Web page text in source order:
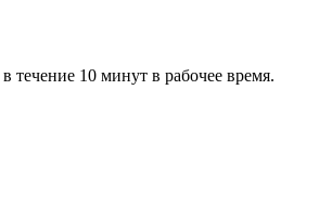
10 минут в рабочее время.